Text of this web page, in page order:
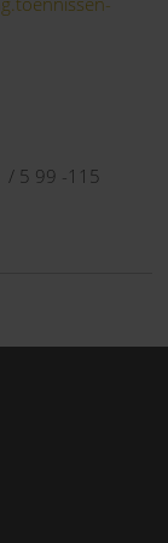
/ 5 99 -115